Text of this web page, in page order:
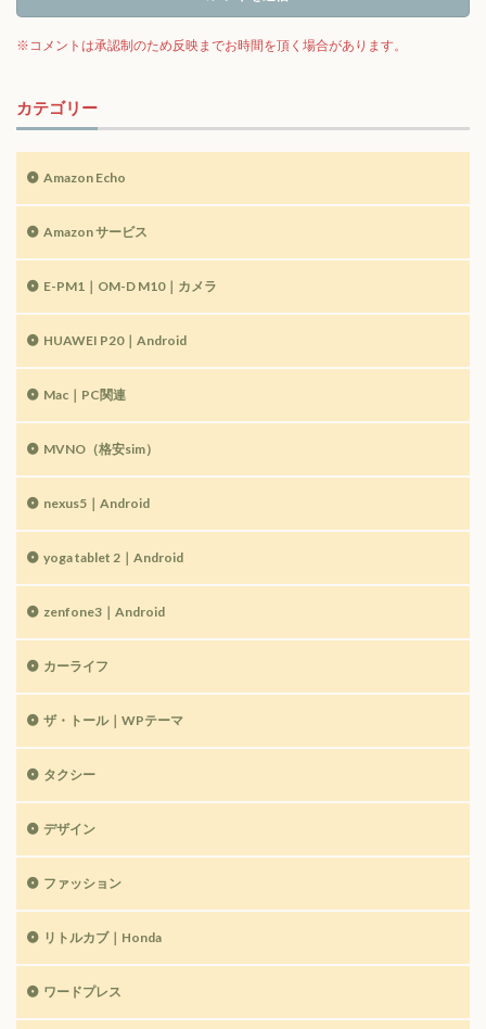
カテゴリー
Amazon Echo
Amazon サービス
E-PM1｜OM-D M10｜カメラ
HUAWEI P20｜Android
Mac｜PC関連
MVNO（格安sim）
nexus5｜Android
yoga tablet 2｜Android
zenfone3｜Android
カーライフ
ザ・トール｜WPテーマ
タクシー
デザイン
ファッション
リトルカブ｜Honda
ワードプレス